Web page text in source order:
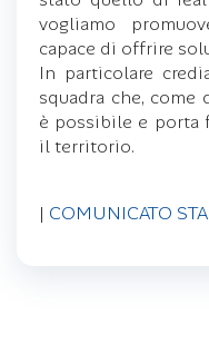
vogliamo
capace di offrire
In particolare
squadra che, come
è possibile e porta
il territorio.
| COMUNICATO